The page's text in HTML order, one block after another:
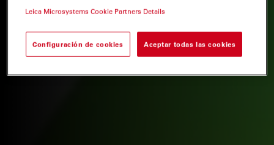
Leica Microsystems Cookie Partners Details
Configuración de cookies Aceptar todas las cookies